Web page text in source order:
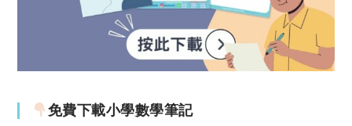
免費下載小學數學筆記